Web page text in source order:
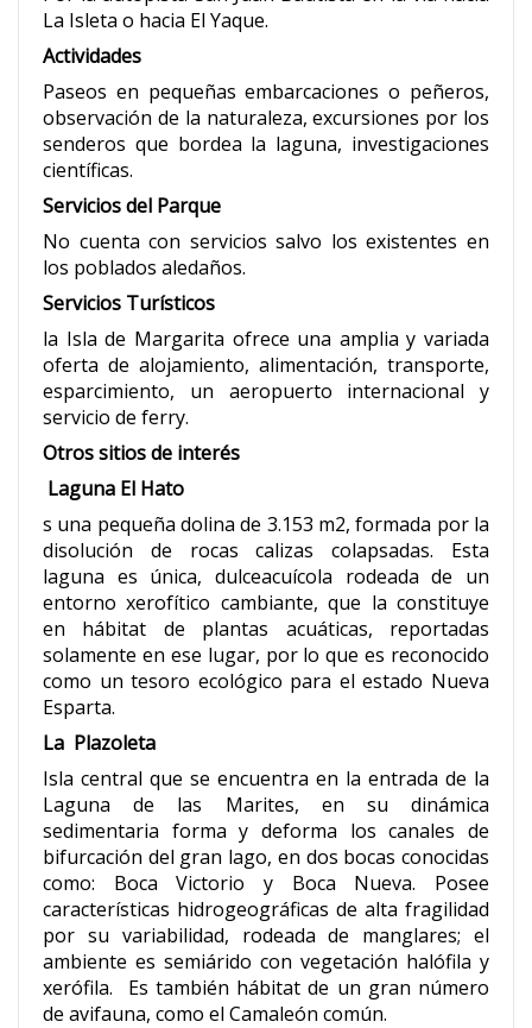
La Isleta o hacia El Yaque.
Actividades
Paseos en pequeñas embarcaciones o peñeros,
observación de la naturaleza, excursiones por los
senderos que bordea la laguna, investigaciones
científicas.
Servicios del Parque
No cuenta con servicios salvo los existentes en
los poblados aledaños.
Servicios Turísticos
la Isla de Margarita ofrece una amplia y variada
oferta de alojamiento, alimentación, transporte,
esparcimiento, un aeropuerto internacional y
servicio de ferry.
Otros sitios de interés
Laguna El Hato
s una pequeña dolina de 3.153 m2, formada por la
disolución de rocas calizas colapsadas. Esta
laguna es única, dulceacuícola rodeada de un
entorno xerofítico cambiante, que la constituye
en hábitat de plantas acuáticas, reportadas
solamente en ese lugar, por lo que es reconocido
como un tesoro ecológico para el estado Nueva
Esparta.
La Plazoleta
Isla central que se encuentra en la entrada de la
Laguna de las Marites, en su dinámica
sedimentaria forma y deforma los canales de
bifurcación del gran lago, en dos bocas conocidas
como: Boca Victorio y Boca Nueva. Posee
características hidrogeográficas de alta fragilidad
por su variabilidad, rodeada de manglares; el
ambiente es semiárido con vegetación halófila y
xerófila. Es también hábitat de un gran número
de avifauna, como el Camaleón común.